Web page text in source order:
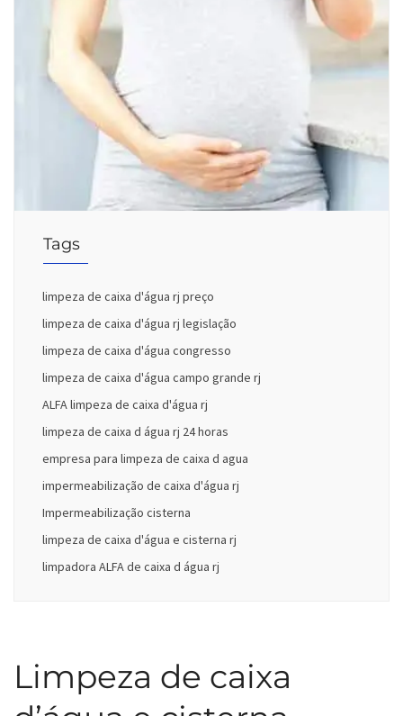
Tags
limpeza de caixa d'água rj preço
limpeza de caixa d'água rj legislação
limpeza de caixa d'água congresso
limpeza de caixa d'água campo grande rj
ALFA limpeza de caixa d'água rj
limpeza de caixa d água rj 24 horas
empresa para limpeza de caixa d agua
impermeabilização de caixa d'água rj
Impermeabilização cisterna
limpeza de caixa d'água e cisterna rj
limpadora ALFA de caixa d água rj
Limpeza de caixa